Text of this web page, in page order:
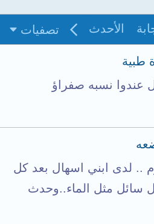
الأحدث غير مجاب
تصفيات
طبية
عندوا نسبه صفراؤ
عمره 26 يوم .. لدى ابني اسهال بعد كل
سائل مثل الماء..وحدث